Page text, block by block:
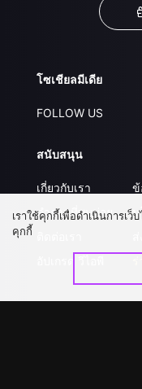
โซเชียลมีเดีย
FOLLOW US
สนับสนุน
เกี่ยวกับเรา
คำถามที่พบบ่อย
ข้
น
เราใช้คุกกี้เพื่อดำเนินการเ
คุกกี้